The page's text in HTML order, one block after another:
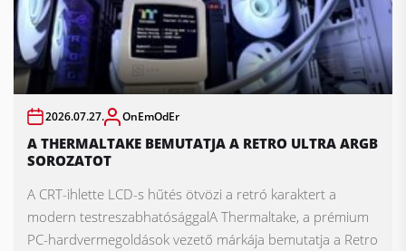
2026.07.27. OnEmOdEr
A THERMALTAKE BEMUTATJA A RETRO ULTRA ARGB
SOROZATOT
A CRT-ihlette LCD-s hűtés ötvözi a retró karaktert a
modern testreszabhatósággalA Thermaltake, a prémium
PC-hardvermegoldások vezető márkája bemutatja a Retro